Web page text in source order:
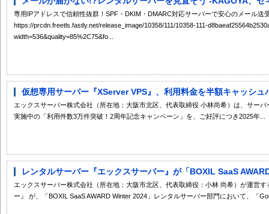
専用IPアドレスで信頼性抜群！SPF・DKIM・DMARC対応サーバーで安心のメール送
https://prcdn.freetls.fastly.net/release_image/10358/111/10358-111-
width=536&quality=85%2C75&fo...
仮想専用サーバー『XServer VPS』、利用料金を半額キャッシュ
エックスサーバー株式会社（所在地：大阪市北区、代表取締役 小林尚希）は、サー
実施中の「利用件数3万件突破！2周年記念キャンペーン」を、ご好評につき2025年...
レンタルサーバー『エックスサーバー』が「BOXIL SaaS
エックスサーバー株式会社（所在地：大阪市北区、代表取締役：小林 尚希）が運営
ー』 が、「BOXIL SaaS AWARD Winter 2024」レンタルサーバー部門において、「